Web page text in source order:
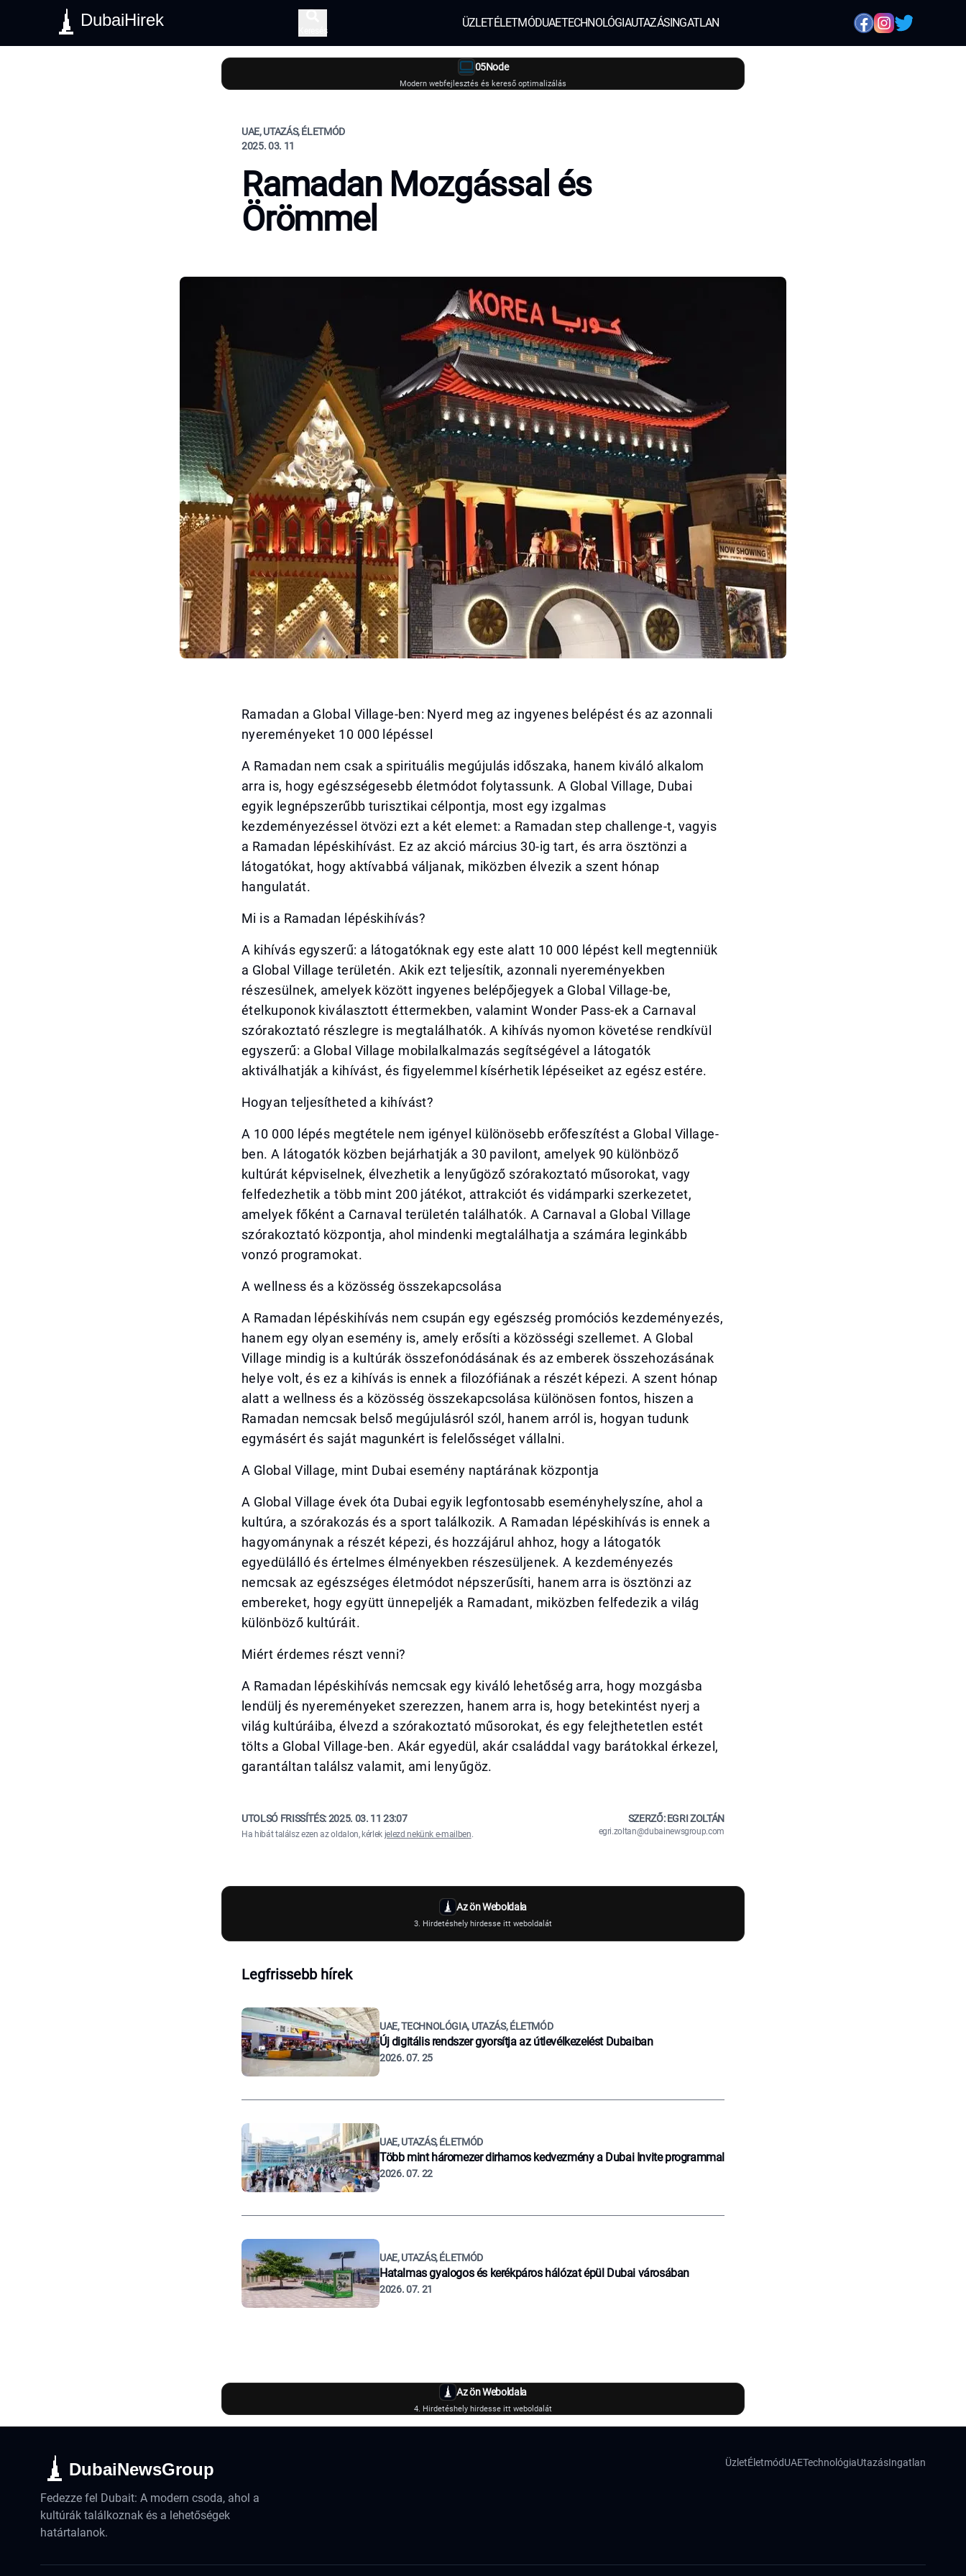
DubaiHirek
Keresés
ÜZLETÉLETMÓDUAETECHNOLÓGIAUTAZÁSINGATLAN
05Node
Modern webfejlesztés és kereső optimalizálás
UAE, UTAZÁS, ÉLETMÓD
2025. 03. 11
Ramadan Mozgással és
Örömmel
Ramadan a Global Village-ben: Nyerd meg az ingyenes belépést és az azonnali
nyereményeket 10 000 lépéssel
A Ramadan nem csak a spirituális megújulás időszaka, hanem kiváló alkalom
arra is, hogy egészségesebb életmódot folytassunk. A Global Village, Dubai
egyik legnépszerűbb turisztikai célpontja, most egy izgalmas
kezdeményezéssel ötvözi ezt a két elemet: a Ramadan step challenge-t, vagyis
a Ramadan lépéskihívást. Ez az akció március 30-ig tart, és arra ösztönzi a
látogatókat, hogy aktívabbá váljanak, miközben élvezik a szent hónap
hangulatát.
Mi is a Ramadan lépéskihívás?
A kihívás egyszerű: a látogatóknak egy este alatt 10 000 lépést kell megtenniük
a Global Village területén. Akik ezt teljesítik, azonnali nyereményekben
részesülnek, amelyek között ingyenes belépőjegyek a Global Village-be,
ételkuponok kiválasztott éttermekben, valamint Wonder Pass-ek a Carnaval
szórakoztató részlegre is megtalálhatók. A kihívás nyomon követése rendkívül
egyszerű: a Global Village mobilalkalmazás segítségével a látogatók
aktiválhatják a kihívást, és figyelemmel kísérhetik lépéseiket az egész estére.
Hogyan teljesítheted a kihívást?
A 10 000 lépés megtétele nem igényel különösebb erőfeszítést a Global Village-
ben. A látogatók közben bejárhatják a 30 pavilont, amelyek 90 különböző
kultúrát képviselnek, élvezhetik a lenyűgöző szórakoztató műsorokat, vagy
felfedezhetik a több mint 200 játékot, attrakciót és vidámparki szerkezetet,
amelyek főként a Carnaval területén találhatók. A Carnaval a Global Village
szórakoztató központja, ahol mindenki megtalálhatja a számára leginkább
vonzó programokat.
A wellness és a közösség összekapcsolása
A Ramadan lépéskihívás nem csupán egy egészség promóciós kezdeményezés,
hanem egy olyan esemény is, amely erősíti a közösségi szellemet. A Global
Village mindig is a kultúrák összefonódásának és az emberek összehozásának
helye volt, és ez a kihívás is ennek a filozófiának a részét képezi. A szent hónap
alatt a wellness és a közösség összekapcsolása különösen fontos, hiszen a
Ramadan nemcsak belső megújulásról szól, hanem arról is, hogyan tudunk
egymásért és saját magunkért is felelősséget vállalni.
A Global Village, mint Dubai esemény naptárának központja
A Global Village évek óta Dubai egyik legfontosabb eseményhelyszíne, ahol a
kultúra, a szórakozás és a sport találkozik. A Ramadan lépéskihívás is ennek a
hagyománynak a részét képezi, és hozzájárul ahhoz, hogy a látogatók
egyedülálló és értelmes élményekben részesüljenek. A kezdeményezés
nemcsak az egészséges életmódot népszerűsíti, hanem arra is ösztönzi az
embereket, hogy együtt ünnepeljék a Ramadant, miközben felfedezik a világ
különböző kultúráit.
Miért érdemes részt venni?
A Ramadan lépéskihívás nemcsak egy kiváló lehetőség arra, hogy mozgásba
lendülj és nyereményeket szerezzen, hanem arra is, hogy betekintést nyerj a
világ kultúráiba, élvezd a szórakoztató műsorokat, és egy felejthetetlen estét
tölts a Global Village-ben. Akár egyedül, akár családdal vagy barátokkal érkezel,
garantáltan találsz valamit, ami lenyűgöz.
UTOLSÓ FRISSÍTÉS:2025. 03. 11 23:07
Ha hibát találsz ezen az oldalon, kérlek jelezd nekünk e-mailben.
SZERZŐ: EGRI ZOLTÁN
egri.zoltan@dubainewsgroup.com
Az ön Weboldala
3. Hirdetéshely hirdesse itt weboldalát
Legfrissebb hírek
UAE, TECHNOLÓGIA, UTAZÁS, ÉLETMÓD
Új digitális rendszer gyorsítja az útlevélkezelést Dubaiban
2026. 07. 25
UAE, UTAZÁS, ÉLETMÓD
Több mint háromezer dirhamos kedvezmény a Dubai Invite programmal
2026. 07. 22
UAE, UTAZÁS, ÉLETMÓD
Hatalmas gyalogos és kerékpáros hálózat épül Dubai városában
2026. 07. 21
Az ön Weboldala
4. Hirdetéshely hirdesse itt weboldalát
DubaiNewsGroup
Fedezze fel Dubait: A modern csoda, ahol a
kultúrák találkoznak és a lehetőségek
határtalanok.
ÜzletÉletmódUAETechnológiaUtazásIngatlan